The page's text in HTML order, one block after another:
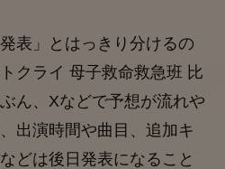
表」とはっきり分けるの
クライ 母子救命救急班 比
ん、Xなどで予想が流れや
出演時間や曲目、追加キ
どは後日発表になること